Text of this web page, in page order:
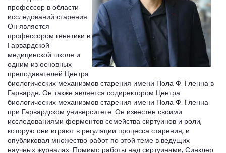
профессор в области
исследований старения.
Он является
профессором генетики в
Гарвардской
медицинской школе и
одним из основных
преподавателей Центра
биологических механизмов старения имени Пола Ф. Гленна в
Гарварде. Он также является содиректором Центра
биологических механизмов старения имени Пола Ф. Гленна
при Гарвардском университете. Он известен своими
исследованиями ферментов семейства сиртуинов и роли,
которую они играют в регуляции процесса старения, и
опубликовал множество работ по этой теме в ведущих
научных журналах. Помимо работы над сиртуинами, Синклер